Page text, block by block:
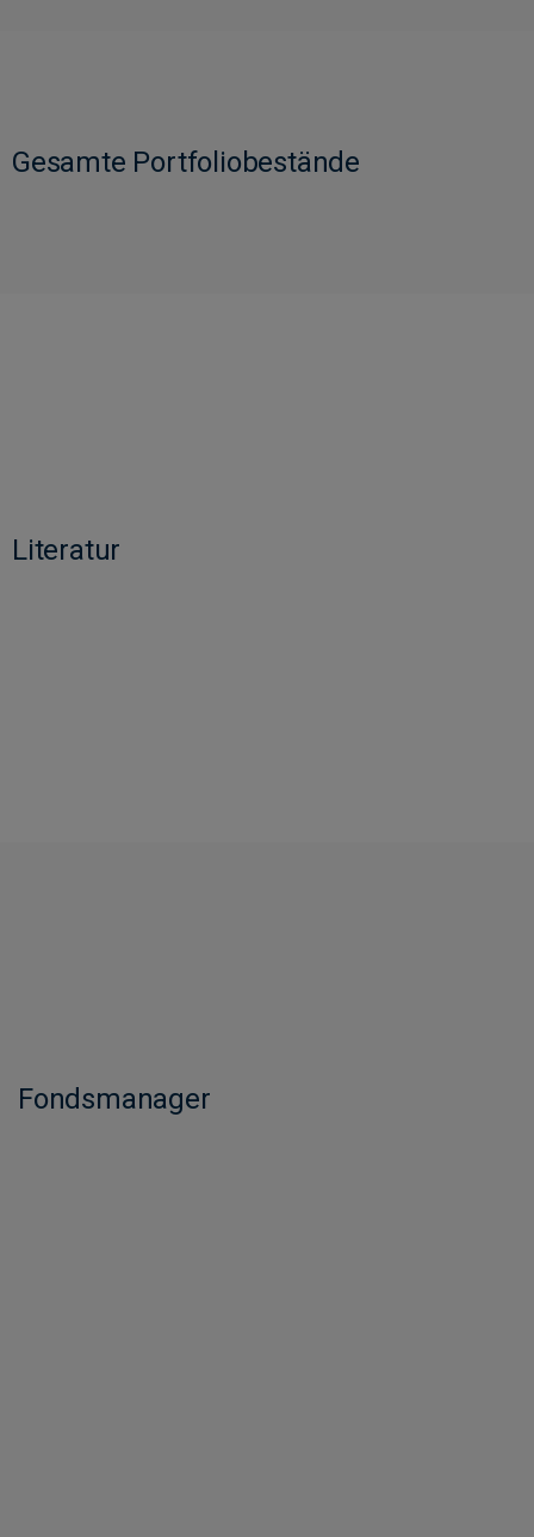
Gesamte Portfoliobestände
Literatur
Fondsmanager​​​​​​​​​​​​​​​​​​​​